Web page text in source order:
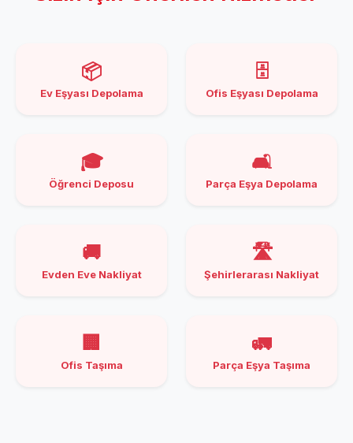
📦
Ev Eşyası Depolama
🗄️
Ofis Eşyası Depolama
🎓
Öğrenci Deposu
🛋️
Parça Eşya Depolama
🚚
Evden Eve Nakliyat
🛣️
Şehirlerarası Nakliyat
🏢
Ofis Taşıma
🚛
Parça Eşya Taşıma